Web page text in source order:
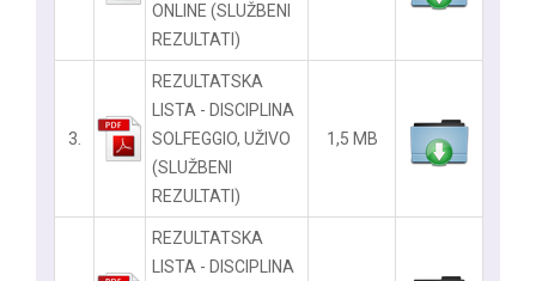
ONLINE (SLUŽBENI
REZULTATI)
3.
REZULTATSKA
LISTA - DISCIPLINA
SOLFEGGIO, UŽIVO
(SLUŽBENI
REZULTATI)
1,5 MB
REZULTATSKA
LISTA - DISCIPLINA